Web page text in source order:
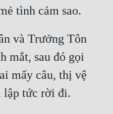
và Trưởng Tôn
mắt, sau đó gọi
mấy câu, thị vệ